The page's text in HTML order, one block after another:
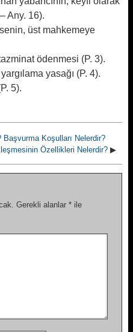
Any. 16).
üst mahkemeye
ödenmesi (P. 3).
yasağı (P. 4).
5).
Başvurma Koşulları Nelerdir?
Özellikleri Nelerdir? ▶
Gerekli alanlar * ile